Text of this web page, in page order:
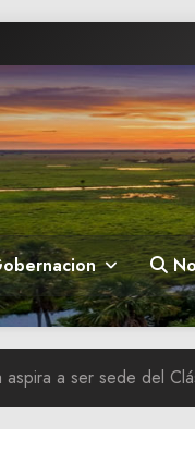
aspira a ser sede del